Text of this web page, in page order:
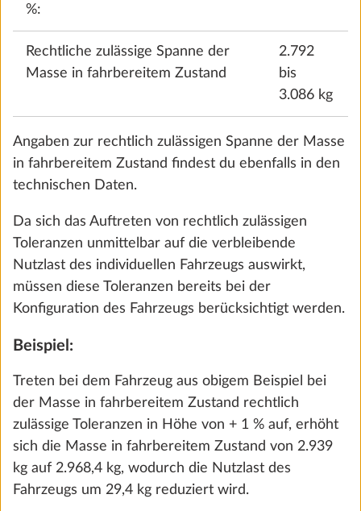
Änderungen in Konstruktion und Ausstattung sowie
Irrtümer vorbehalten.
Serienausstattung
Ausstattung konfigurieren
12,0 kgMehr Informationen
HEIZUNG, KLIMA
SCHRITT 1 VON 1
Heizung, Klima
%:
Rechtliche zulässige Spanne der
Masse in fahrbereitem Zustand
2.792
bis
3.086 kg
Angaben zur rechtlich zulässigen Spanne der Masse
in fahrbereitem Zustand findest du ebenfalls in den
technischen Daten.
Da sich das Auftreten von rechtlich zulässigen
Toleranzen unmittelbar auf die verbleibende
Nutzlast des individuellen Fahrzeugs auswirkt,
müssen diese Toleranzen bereits bei der
Konfiguration des Fahrzeugs berücksichtigt werden.
Beispiel:
Treten bei dem Fahrzeug aus obigem Beispiel bei
der Masse in fahrbereitem Zustand rechtlich
zulässige Toleranzen in Höhe von + 1 % auf, erhöht
sich die Masse in fahrbereitem Zustand von 2.939
kg auf 2.968,4 kg, wodurch die Nutzlast des
Fahrzeugs um 29,4 kg reduziert wird.